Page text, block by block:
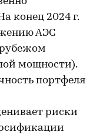
конец 2024 г.
АЭС
рубежом
мощности).
портфеля
риски